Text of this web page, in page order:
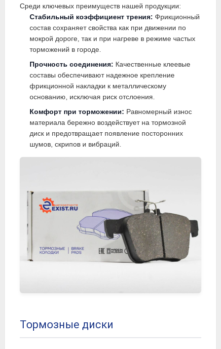
Среди ключевых преимуществ нашей продукции:
Стабильный коэффициент трения: Фрикционный
состав сохраняет свойства как при движении по
мокрой дороге, так и при нагреве в режиме частых
торможений в городе.
Прочность соединения: Качественные клеевые
составы обеспечивают надежное крепление
фрикционной накладки к металлическому
основанию, исключая риск отслоения.
Комфорт при торможении: Равномерный износ
материала бережно воздействует на тормозной
диск и предотвращает появление посторонних
шумов, скрипов и вибраций.
Тормозные диски